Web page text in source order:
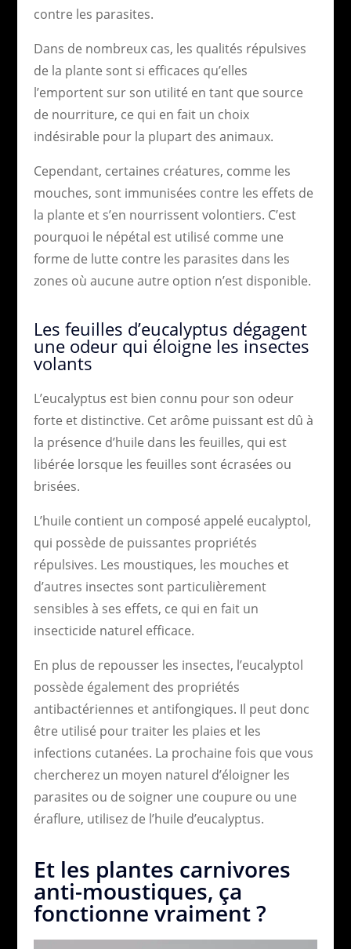
contre les parasites.
Dans de nombreux cas, les qualités répulsives
de la plante sont si efficaces qu’elles
l’emportent sur son utilité en tant que source
de nourriture, ce qui en fait un choix
indésirable pour la plupart des animaux.
Cependant, certaines créatures, comme les
mouches, sont immunisées contre les effets de
la plante et s’en nourrissent volontiers. C’est
pourquoi le népétal est utilisé comme une
forme de lutte contre les parasites dans les
zones où aucune autre option n’est disponible.
Les feuilles d’eucalyptus dégagent
une odeur qui éloigne les insectes
volants
L’eucalyptus est bien connu pour son odeur
forte et distinctive. Cet arôme puissant est dû à
la présence d’huile dans les feuilles, qui est
libérée lorsque les feuilles sont écrasées ou
brisées.
L’huile contient un composé appelé eucalyptol,
qui possède de puissantes propriétés
répulsives. Les moustiques, les mouches et
d’autres insectes sont particulièrement
sensibles à ses effets, ce qui en fait un
insecticide naturel efficace.
En plus de repousser les insectes, l’eucalyptol
possède également des propriétés
antibactériennes et antifongiques. Il peut donc
être utilisé pour traiter les plaies et les
infections cutanées. La prochaine fois que vous
chercherez un moyen naturel d’éloigner les
parasites ou de soigner une coupure ou une
éraflure, utilisez de l’huile d’eucalyptus.
Et les plantes carnivores
anti-moustiques, ça
fonctionne vraiment ?